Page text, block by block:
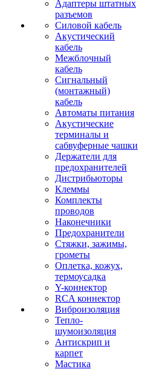
Адаптеры штатных
разъемов
Силовой кабель
Акустический
кабель
Межблочный
кабель
Сигнальный
(монтажный)
кабель
Автоматы питания
Акустические
терминалы и
сабвуферные чашки
Держатели для
предохранителей
Дистрибьюторы
Клеммы
Комплекты
проводов
Наконечники
Предохранители
Стяжки, зажимы,
грометы
Оплетка, кожух,
термоусадка
Y-коннектор
RCA коннектор
Виброизоляция
Тепло-
шумоизоляция
Антискрип и
карпет
Мастика